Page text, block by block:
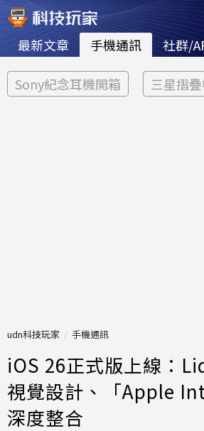
最新文章 手機通訊 社群/
Sony紀念耳機開箱 三星摺
udn科技玩家 手機通訊
iOS 26正式版上線：
視覺設計、「Apple
深度整合